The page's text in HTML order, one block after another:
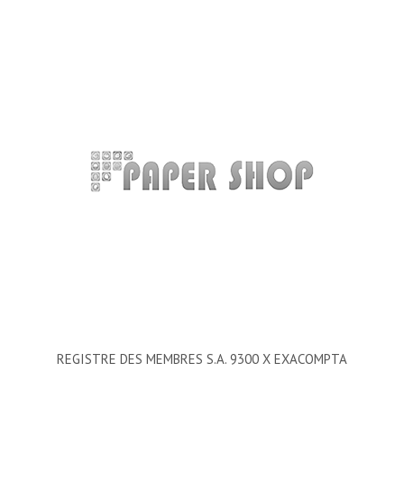
REGISTRE DES MEMBRES S.A. 9300 X EXACOMPTA